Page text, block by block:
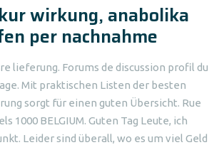
wirkung, anabolika
per nachnahme
lieferung. Forums de discussion profil du
Mit praktischen Listen der besten
sorgt für einen guten Übersicht. Rue
1000 BELGIUM. Guten Tag Leute, ich
Leider sind überall, wo es um viel Geld